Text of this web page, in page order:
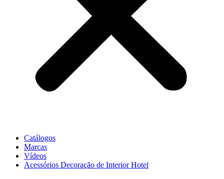
Catálogos
Marcas
Vídeos
Acessórios Decoração de Interior Hotel